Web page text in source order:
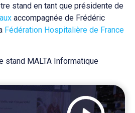
stand en tant que présidente de
accompagnée de Frédéric
Fédération Hospitalière de France